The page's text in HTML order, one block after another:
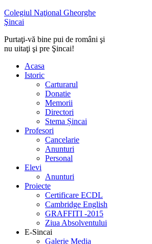
Colegiul Naţional Gheorghe
Şincai
Purtaţi-vă bine pui de români şi
nu uitaţi şi pre Şincai!
Acasa
Istoric
Carturarul
Donatie
Memorii
Directori
Stema Șincai
Profesori
Cancelarie
Anunturi
Personal
Elevi
Anunturi
Proiecte
Certificare ECDL
Cambridge English
GRAFFITI -2015
Ziua Absolventului
E-Sincai
Galerie Media